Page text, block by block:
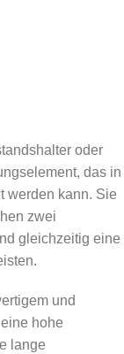
oder
das in
werden kann. Sie
zwei
gleichzeitig eine
und
hohe
lange